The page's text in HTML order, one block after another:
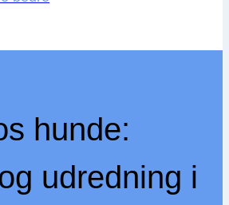
hunde:
udredning i